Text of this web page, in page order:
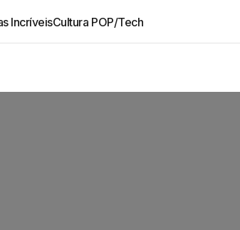
IncríveisCultura POP/Tech